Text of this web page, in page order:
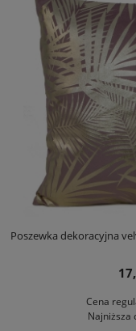
Poszewka dekoracyjna
Cena
Najniższa